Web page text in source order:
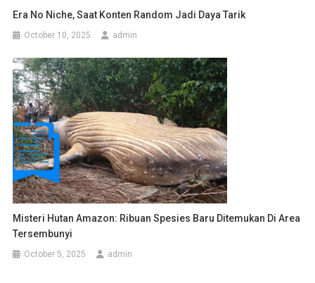
Era No Niche, Saat Konten Random Jadi Daya Tarik
October 10, 2025 admin
Misteri Hutan Amazon: Ribuan Spesies Baru Ditemukan Di Area
Tersembunyi
October 5, 2025 admin